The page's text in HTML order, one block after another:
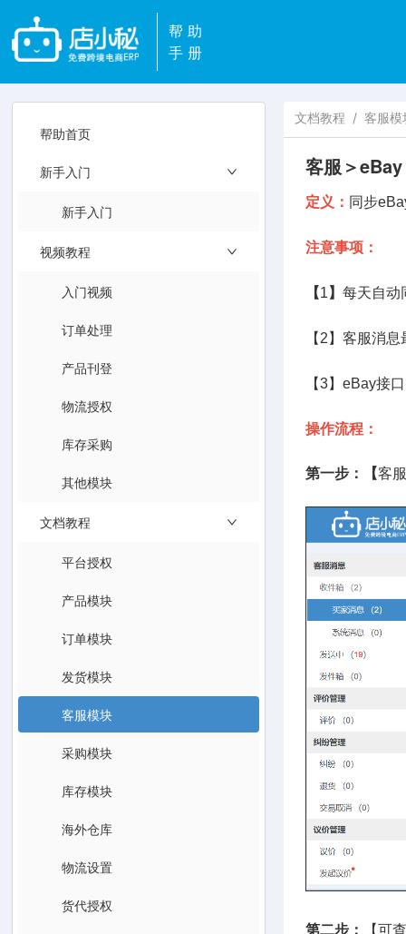
帮助
手册
帮助首页
新手入门
新手入门
视频教程
入门视频
订单处理
产品刊登
物流授权
库存采购
其他模块
文档教程
平台授权
产品模块
订单模块
发货模块
客服模块
采购模块
库存模块
海外仓库
物流设置
货代授权
文档教程 / 客服模
客服＞
定义： 同步
注意事项：
【1 】 每天自动
【2】客服消
【3】eBay接
操作流程：
第一步：【客
第二步： 【可